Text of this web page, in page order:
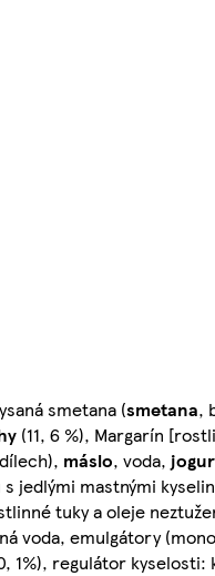
smetana (smetana,
(11, 6 %), Margarín
máslo, voda,
jedlými mastnými
tuky a oleje
voda, emulgátory
1%), regulátor